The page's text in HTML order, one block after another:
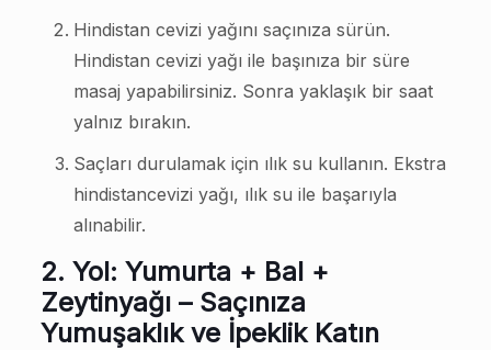
Hindistan cevizi yağını saçınıza sürün.
Hindistan cevizi yağı ile başınıza bir süre
masaj yapabilirsiniz. Sonra yaklaşık bir saat
yalnız bırakın.
Saçları durulamak için ılık su kullanın. Ekstra
hindistancevizi yağı, ılık su ile başarıyla
alınabilir.
2. Yol: Yumurta + Bal +
Zeytinyağı – Saçınıza
Yumuşaklık ve İpeklik Katın